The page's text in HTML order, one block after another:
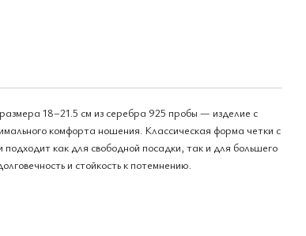
18–21.5 см из серебра 925 пробы — изделие с
комфорта ношения. Классическая форма четки с
как для свободной посадки, так и для большего
и стойкость к потемнению.